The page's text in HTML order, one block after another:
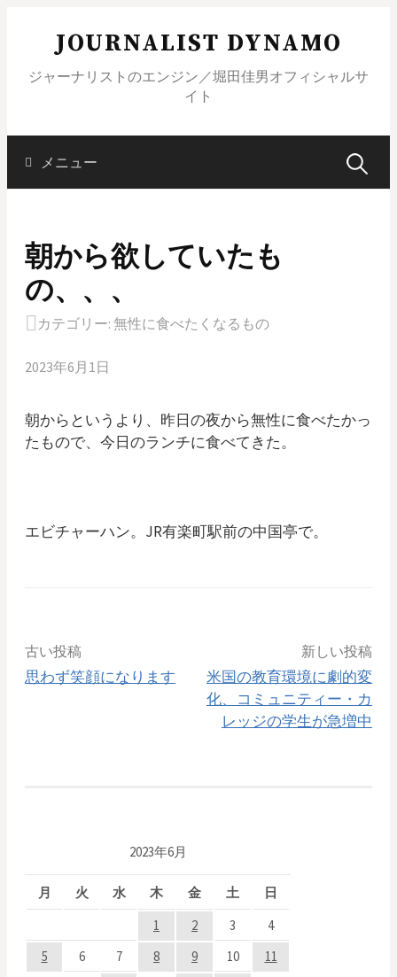
ッ
JOURNALIST DYNAMO
ジャーナリストのエンジン／堀田佳男オフィシャルサ
イト
メニュー 検
朝から欲していたも
の、、、
カテゴリー: 無性に食べたくなるもの
2023年6月1日
朝からというより、昨日の夜から無性に食べたかっ
たもので、今日のランチに食べてきた。
エビチャーハン。JR有楽町駅前の中国亭で。
ゲ
ー
シ
古い投稿
思わず笑顔になります
新しい投稿
米国の教育環境に劇的変
化、コミュニティー・カ
レッジの学生が急増中
2023年6月
月 火 水 木 金 土 日
1 2 3
4
5
6 7 8 9 10
11